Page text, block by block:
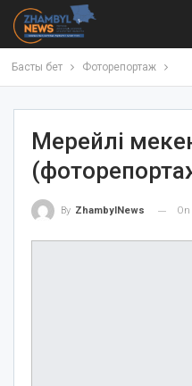
Басты бет Фоторепортаж
Мерейлі
By ZhambylNews On